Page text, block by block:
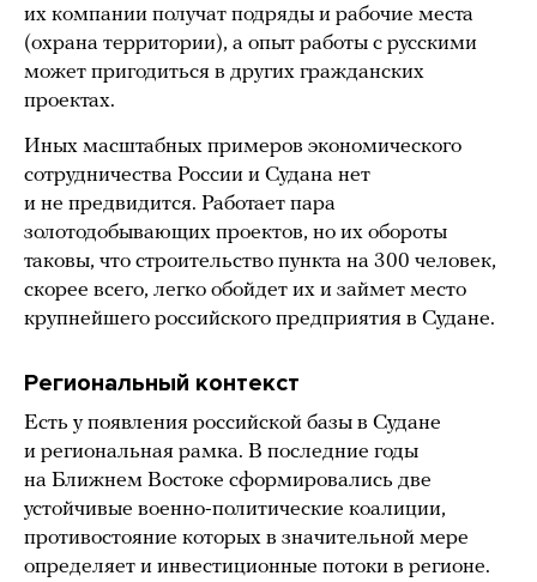
их компании получат подряды и рабочие места
(охрана территории), а опыт работы с русскими
может пригодиться в других гражданских
проектах.
Иных масштабных примеров экономического
сотрудничества России и Судана нет
и не предвидится. Работает пара
золотодобывающих проектов, но их обороты
таковы, что строительство пункта на 300 человек,
скорее всего, легко обойдет их и займет место
крупнейшего российского предприятия в Судане.
Региональный контекст
Есть у появления российской базы в Судане
и региональная рамка. В последние годы
на Ближнем Востоке сформировались две
устойчивые военно-политические коалиции,
противостояние которых в значительной мере
определяет и инвестиционные потоки в регионе.